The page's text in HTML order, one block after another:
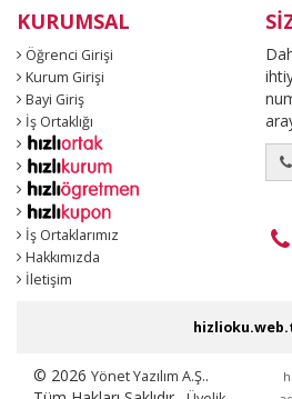
KURUMSAL
Öğrenci Girişi
Kurum Girişi
Bayi Giriş
İş Ortaklığı
İş Ortaklarımız
Hakkımızda
İletişim
© 2026 Yönet Yazılım A.Ş..